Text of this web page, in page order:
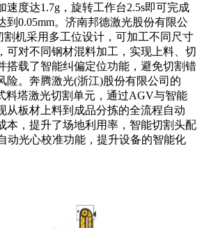
速度达1.7g，旋转工作台2.5s即可完成
到0.05mm。济南邦德激光股份有限公
割机采用多工位设计，可加工不同尺寸
可对不同钢材混料加工，实现上料、切
搭载了智能纠偏定位功能，避免切割错
险。奔腾激光(浙江)股份有限公司的
料塔激光切割单元，通过AGV与智能
从板材上料到成品分拣的全流程自动
本，提升了场地利用率，智能切割头配
动光心校准功能，提升设备的智能化